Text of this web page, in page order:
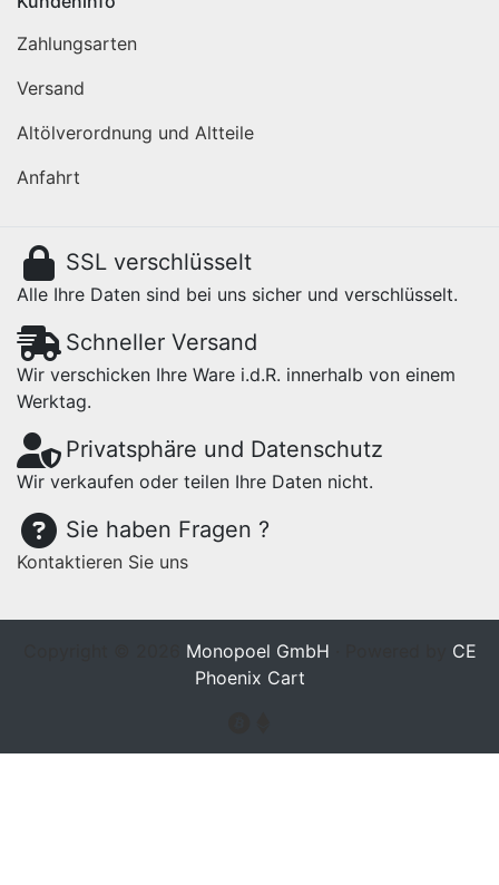
Zahlungsarten
Versand
Altölverordnung und Altteile
Anfahrt
SSL verschlüsselt
Alle Ihre Daten sind bei uns sicher und verschlüsselt.
Schneller Versand
Wir verschicken Ihre Ware i.d.R. innerhalb von einem
Werktag.
Privatsphäre und Datenschutz
Wir verkaufen oder teilen Ihre Daten nicht.
Sie haben Fragen ?
Kontaktieren Sie uns
Monopoel GmbH
CE
Phoenix Cart